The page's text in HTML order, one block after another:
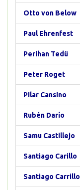
Otto von Below
Paul Ehrenfest
Perihan Tedü
Peter Roget
Pilar Cansino
Rubén Darío
Samu Castillejo
Santiago Carillo
Santiago Carrillo